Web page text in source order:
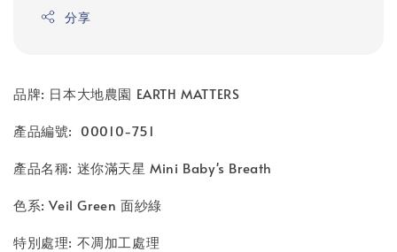
分享
品牌: 日本大地農園 EARTH MATTERS
產品編號: 00010-751
產品名稱: 迷你滿天星 Mini Baby's Breath
色系: Veil Green 面紗綠
特別處理: 不凋加工處理